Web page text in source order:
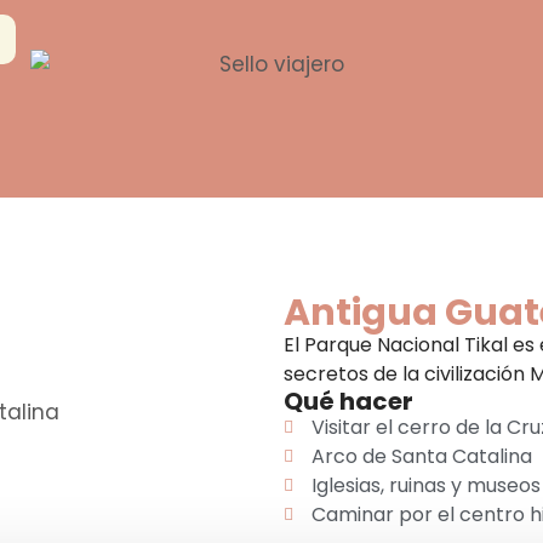
Antigua
El Parque Nacional Tikal
secretos de la civilización
Qué hacer
Visitar el cerro de la
Arco de Santa Catalina
Iglesias, ruinas y museos
Caminar por el centro